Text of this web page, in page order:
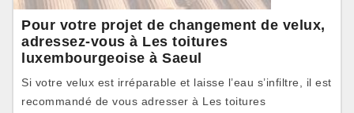
Pour votre projet de changement de velux,
adressez-vous à Les toitures
luxembourgeoise à Saeul
Si votre velux est irréparable et laisse l’eau s’infiltre, il est
recommandé de vous adresser à Les toitures